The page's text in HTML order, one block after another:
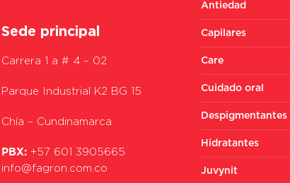
Sede principal
Carrera 1 a # 4 – 02
Parque Industrial K2 BG 15
Chía – Cundinamarca
PBX:+57 601 3905665
info@fagron.com.co
Antiedad
Capilares
Care
Cuidado oral
Despigmentantes
Hidratantes
Juvynit